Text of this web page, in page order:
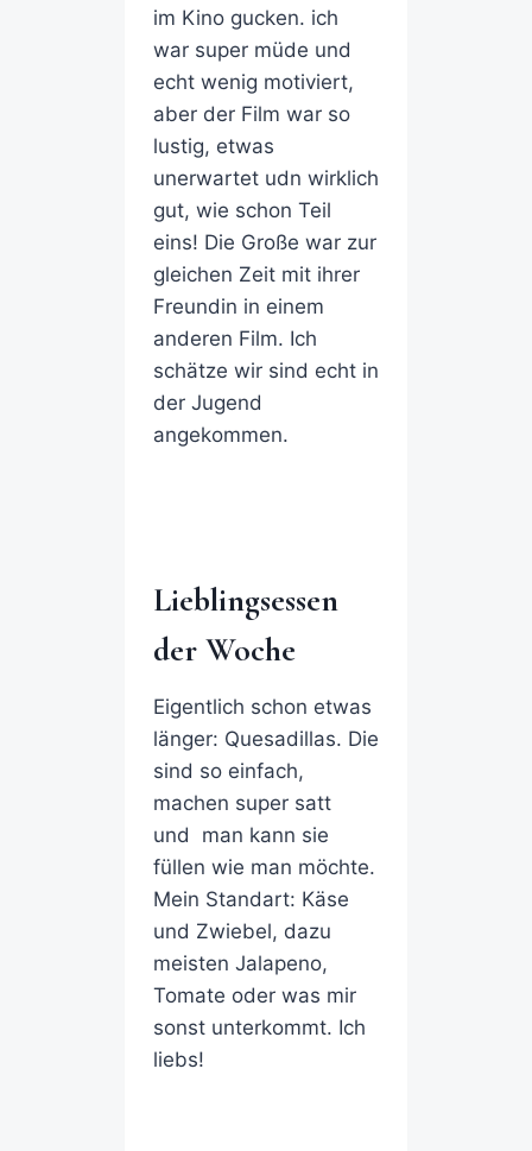
im Kino gucken. ich
war super müde und
echt wenig motiviert,
aber der Film war so
lustig, etwas
unerwartet udn wirklich
gut, wie schon Teil
eins! Die Große war zur
gleichen Zeit mit ihrer
Freundin in einem
anderen Film. Ich
schätze wir sind echt in
der Jugend
angekommen.
Lieblingsessen
der Woche
Eigentlich schon etwas
länger: Quesadillas. Die
sind so einfach,
machen super satt
und man kann sie
füllen wie man möchte.
Mein Standart: Käse
und Zwiebel, dazu
meisten Jalapeno,
Tomate oder was mir
sonst unterkommt. Ich
liebs!